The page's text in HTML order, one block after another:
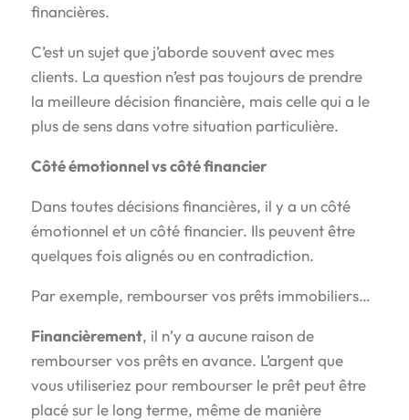
financières.
C’est un sujet que j’aborde souvent avec mes
clients. La question n’est pas toujours de prendre
la meilleure décision financière, mais celle qui a le
plus de sens dans votre situation particulière.
Côté émotionnel vs côté financier
Dans toutes décisions financières, il y a un côté
émotionnel et un côté financier. Ils peuvent être
quelques fois alignés ou en contradiction.
Par exemple, rembourser vos prêts immobiliers…
Financièrement, il n’y a aucune raison de
rembourser vos prêts en avance. L’argent que
vous utiliseriez pour rembourser le prêt peut être
placé sur le long terme, même de manière